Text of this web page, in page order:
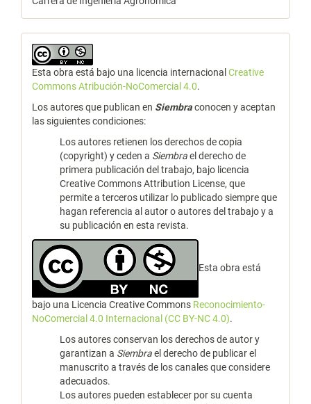
Esta obra está bajo una licencia internacional Creative
Commons Atribución-NoComercial 4.0.
Los autores que publican en Siembraconocen y aceptan
las siguientes condiciones:
Los autores retienen los derechos de copia
(copyright) y ceden a Siembrael derecho de
primera publicación del trabajo, bajo licencia
Creative Commons Attribution License, que
permite a terceros utilizar lo publicado siempre que
hagan referencia al autor o autores del trabajo y a
su publicación en esta revista.
Esta obra está
bajo una Licencia Creative Commons Reconocimiento-
NoComercial 4.0 Internacional (CC BY-NC 4.0).
Los autores conservan los derechos de autor y
garantizan a Siembrael derecho de publicar el
manuscrito a través de los canales que considere
adecuados.
Los autores pueden establecer por su cuenta